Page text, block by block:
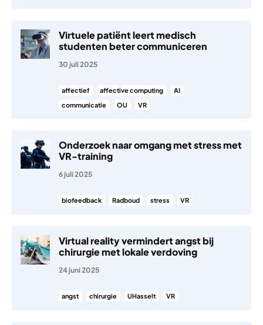
Virtuele patiënt leert medisch
studenten beter communiceren
30 juli 2025
affectief affective computing
AI
communicatie
OU VR
Onderzoek naar omgang met stress met
VR-training
6 juli 2025
biofeedback Radboud stress VR
Virtual reality vermindert angst bij
chirurgie met lokale verdoving
24 juni 2025
angst chirurgie UHasselt VR